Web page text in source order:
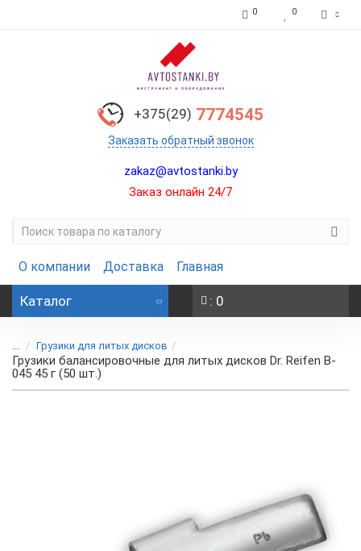
0 0
+375(29) 7774545
Заказать обратный звонок
zakaz@avtostanki.by
Заказ онлайн 24/7
О компании Доставка Главная
Каталог : 0
... Грузики для литых дисков
Грузики балансировочные для литых дисков Dr. Reifen B-
045 45 г (50 шт.)